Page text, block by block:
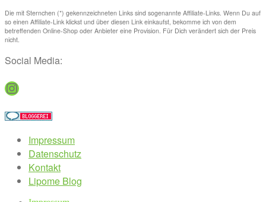
Die mit Sternchen (*) gekennzeichneten Links sind sogenannte Affiliate-Links. Wenn Du auf
so einen Affiliate-Link klickst und über diesen Link einkaufst, bekomme ich von dem
betreffenden Online-Shop oder Anbieter eine Provision. Für Dich verändert sich der Preis
nicht.
Social Media:
Instagram
Impressum
Datenschutz
Kontakt
Lipome Blog